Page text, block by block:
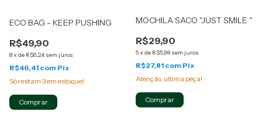
ECO BAG - KEEP PUSHING
R$49,90
8x de R$6,24 sem juros
R$46,41 com Pix
Só restam 3em estoque!
MOCHILA SACO "JUST SMILE "
R$29,90
5x de R$5,98 sem juros
R$27,81 com Pix
Atenção, última peça!
Comprar